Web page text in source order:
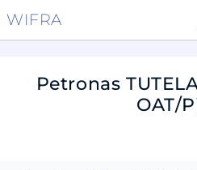
WIFRA
Petronas
OAT/